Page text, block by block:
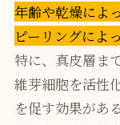
年齢や乾燥によ
ピーリングによ
特に、真皮層ま
維芽細胞を活性
を促す効果があ